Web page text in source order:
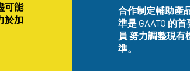
可能
於加
合作制定輔助產
準是 GAATO 的
員 努力調整現有
準。